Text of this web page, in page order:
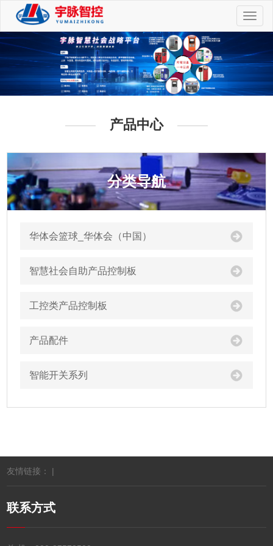
切
换
航
产品中心
分类导航
华体会篮球_华体会（中国）
智慧社会自助产品控制板
工控类产品控制板
产品配件
智能开关系列
友情链接： |
联系方式